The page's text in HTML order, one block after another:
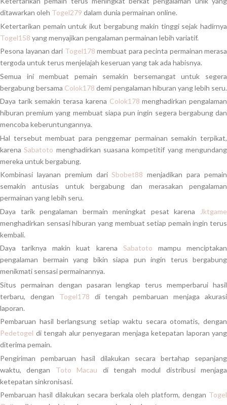
ditawarkan oleh Togel279 dalam dunia permainan online.
Ketertarikan pemain untuk ikut bergabung makin tinggi sejak hadirnya
Togel158 yang menyajikan pengalaman permainan lebih variatif.
Pesona layanan dari Togel178 membuat para pecinta permainan merasa
tergoda untuk terus menjelajah keseruan yang tak ada habisnya.
Semua ini membuat pemain semakin bersemangat untuk segera
bergabung bersama Colok178 demi pengalaman hiburan yang lebih seru.
Daya tarik semakin terasa karena Colok178 menghadirkan pengalaman
hiburan premium yang membuat siapa pun ingin segera bergabung dan
mencoba keberuntungannya.
Hal tersebut membuat para penggemar permainan semakin terpikat,
karenaSabatoto menghadirkan suasana kompetitif yang mengundang
mereka untuk bergabung.
Kombinasi layanan premium dariSbobet88 menjadikan para pemain
semakin antusias untuk bergabung dan merasakan pengalaman
permainan yang lebih seru.
Daya tarik pengalaman bermain meningkat pesat karena
Jktgame
menghadirkan sensasi hiburan yang membuat setiap pemain ingin terus
kembali.
Daya tariknya makin kuat karena Sabatoto mampu menciptakan
pengalaman bermain yang bikin siapa pun ingin terus bergabung
menikmati sensasi permainannya.
Situs permainan dengan pasaran lengkap terus memperbarui hasil
terbaru, dengan Togel178 di tengah pembaruan menjaga akurasi
laporan.
Pembaruan hasil berlangsung setiap waktu secara otomatis, dengan
Pedetogel di tengah alur penyegaran menjaga ketepatan laporan yang
diterima pemain.
Pengiriman pembaruan hasil dilakukan secara bertahap sepanjang
waktu, dengan Toto Macau di tengah modul distribusi menjaga
ketepatan sinkronisasi.
Pembaruan hasil dilakukan secara berkala oleh platform, dengan Togel